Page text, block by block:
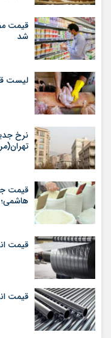
شد
لیست
نرخ
هاشمی؛
قیمت
قیمت